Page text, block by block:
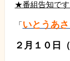
★番組告知で
「 いとうあ
２月１０日